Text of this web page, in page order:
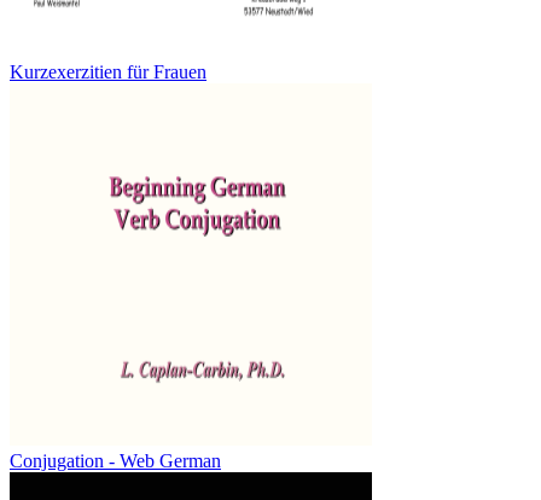
Kurzexerzitien für Frauen
Conjugation - Web German